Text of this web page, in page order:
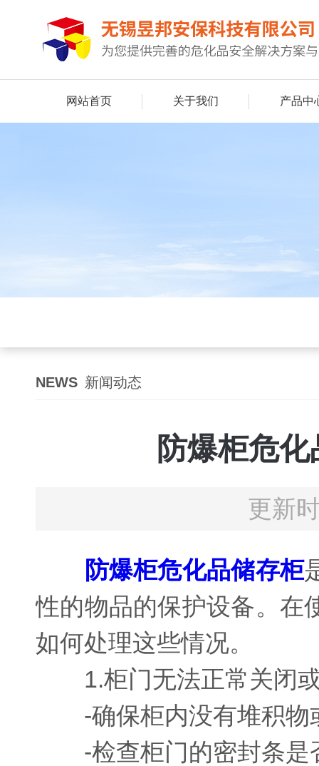
网站首页 关于我们 产品中
NEWS 新闻动态
防爆柜危
更新
防爆柜危化品储存柜
性的物品的保护设备。在
如何处理这些情况。
1.柜门无法正常关闭
-确保柜内没有堆积物
-检查柜门的密封条是